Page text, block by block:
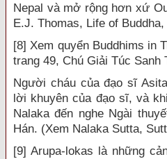
Nepal và mở rộng hơn xứ
E.J. Thomas, Life of
[8] Xem quyển Buddhims in
trang 49, Chú Giải Túc Sanh
Người cháu của đạo sĩ
lời khuyên của đạo sĩ, và
Nalaka đến nghe Ngài
Hán. (Xem Nalaka Sutta,
[9] Arupa-lokas là những